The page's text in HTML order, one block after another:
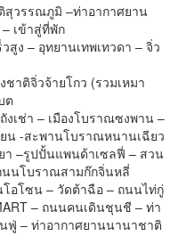
วรรณภูมิ –ท่าอากาศยาน
เข้าสู่ที่พัก
สูง – อุทยานเทพเทวดา – จิ่ว
าติจิ่วจ้ายโกว (รวมเหมา
ต
เช่า – เมืองโบราณซงพาน –
ยน -สะพานโบราณหนานเฉียว
า –รูปปั้นแพนด้าเซลฟี่ – สวน
นนโบราณสามก๊กจิ่นหลี่
อโซน – วัดต้าฉือ – ถนนไท่กู่
– ถนนคนเดินชุนชี – ท่า
ฟู่ – ท่าอากาศยานนานาชาติ